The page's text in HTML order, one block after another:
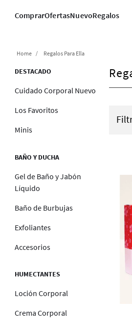
ComprarOfertasNuevoRegalos
Regalos Para Ella
DESTACADO
Cuidado Corporal Nuevo
Los Favoritos
Minis
BAÑO Y DUCHA
Gel de Baño y Jabón
Líquido
Baño de Burbujas
Exfoliantes
Accesorios
HUMECTANTES
Loción Corporal
Crema Corporal